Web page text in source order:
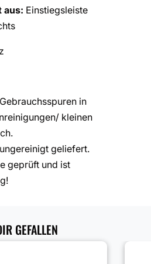
aus: Einstiegsleiste
in
kleinen
geliefert.
geprüft und ist
GEFALLEN